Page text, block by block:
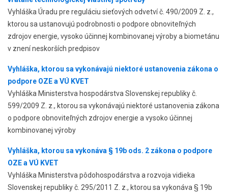
Vyhláška Úradu pre reguláciu sieťových odvetví č. 490/2009 Z. z.,
ktorou sa ustanovujú podrobnosti o podpore obnoviteľných
zdrojov energie, vysoko účinnej kombinovanej výroby a biometánu
v znení neskorších predpisov
Vyhláška, ktorou sa vykonávajú niektoré ustanovenia zákona o
podpore OZE a VÚ KVET
Vyhláška Ministerstva hospodárstva Slovenskej republiky č.
599/2009 Z. z., ktorou sa vykonávajú niektoré ustanovenia zákona
o podpore obnoviteľných zdrojov energie a vysoko účinnej
kombinovanej výroby
Vyhláška, ktorou sa vykonáva § 19b ods. 2 zákona o podpore
OZE a VÚ KVET
Vyhláška Ministerstva pôdohospodárstva a rozvoja vidieka
Slovenskej republiky č. 295/2011 Z. z., ktorou sa vykonáva § 19b